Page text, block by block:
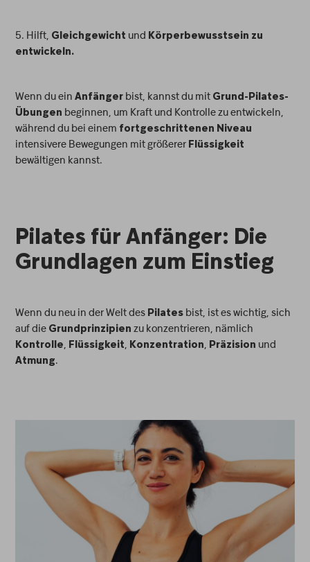
5. Hilft, Gleichgewicht und Körperbewusstsein zu
entwickeln.
Wenn du einAnfänger bist, kannst du mit Grund-Pilates-
Übungen beginnen, um Kraft und Kontrolle zu entwickeln,
während du bei einem fortgeschrittenen Niveau
intensivere Bewegungen mit größerer Flüssigkeit
bewältigen kannst.
Pilates für Anfänger: Die
Grundlagen zum Einstieg
Wenn du neu in der Welt des Pilates bist, ist es wichtig, sich
auf die Grundprinzipien zu konzentrieren, nämlich
Kontrolle, Flüssigkeit, Konzentration, Präzision und
Atmung.